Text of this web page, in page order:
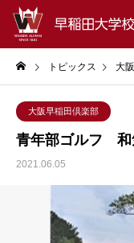
トピックス 大
大阪早稲田倶楽部
青年部ゴルフ 和
2021.06.05